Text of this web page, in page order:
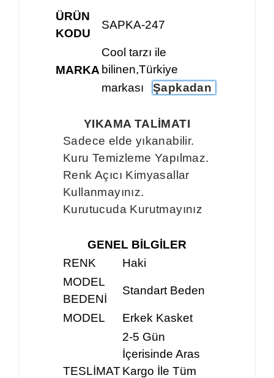
ÜRÜN
KODU
SAPKA-247
MARKA
Cool tarzı ile
bilinen,Türkiye
markası
Şapkadan
YIKAMA TALİMATI
Sadece elde yıkanabilir.
Kuru Temizleme Yapılmaz.
Renk Açıcı Kimyasallar
Kullanmayınız.
Kurutucuda Kurutmayınız
GENEL BİLGİLER
RENK
Haki
MODEL
BEDENİ
Standart Beden
MODEL Erkek Kasket
TESLİMAT
2-5 Gün
İçerisinde Aras
Kargo İle Tüm